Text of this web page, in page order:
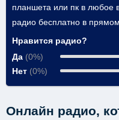
планшета или пк в любое
радио бесплатно в
Нравится радио?
Да (0%)
Нет (0%)
Онлайн радио,